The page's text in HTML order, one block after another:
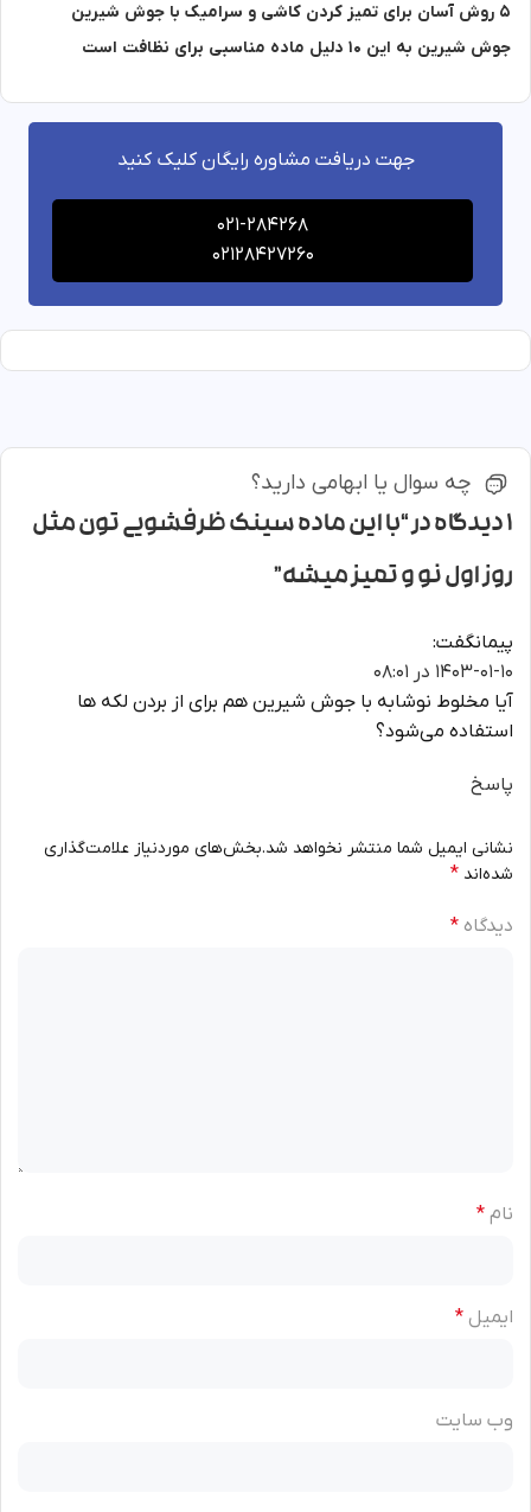
5 روش آسان برای تمیز کردن کاشی و سرامیک با جوش شیرین
جوش شیرین به این ۱۰ دلیل ماده مناسبی برای نظافت است
جهت دریافت مشاوره رایگان کلیک کنید
021-284268
02128427260
چه سوال یا ابهامی دارید؟
1 دیدگاه در “
با این ماده سینک ظرفشویی تون مثل
روز اول نو و تمیز میشه”
پیمانگفت:
1403-01-10 در 08:01
آیا مخلوط نوشابه با جوش شیرین هم برای از بردن لکه ها
استفاده می‌شود؟
پاسخ
نشانی ایمیل شما منتشر نخواهد شد.بخش‌های موردنیاز علامت‌گذاری
شده‌اند *
دیدگاه *
نام *
ایمیل *
وب‌ سایت